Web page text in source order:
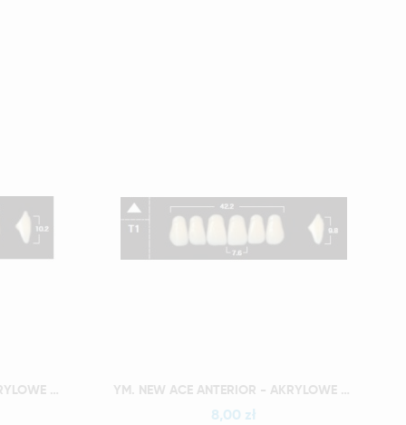
YM. NEW ACE ANTERIOR - AKRYLOWE ZĘBY SZTUCZNE - B1-S5 Szybki podgląd YM. NEW ACE ANTERIOR - AKRYLOWE ZĘBY SZTUCZNE - B1-T2
8,00 zł